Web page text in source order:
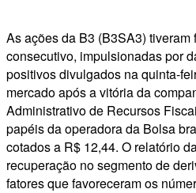
As ações da B3 (B3SA3)
consecutivo, impulsionadas por
positivos divulgados na quinta-
mercado após a vitória da
Administrativo de Recursos
papéis da operadora da Bolsa
cotados a R$ 12,44. O relatório
recuperação no segmento de
fatores que favoreceram os